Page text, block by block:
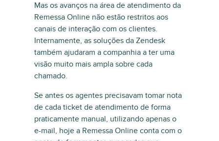
Mas os avanços na área de atendimento da
Remessa Online não estão restritos aos
canais de interação com os clientes.
Internamente, as soluções da Zendesk
também ajudaram a companhia a ter uma
visão muito mais ampla sobre cada
chamado.
Se antes os agentes precisavam tomar nota
de cada ticket de atendimento de forma
praticamente manual, utilizando apenas o
e-mail, hoje a Remessa Online conta com o